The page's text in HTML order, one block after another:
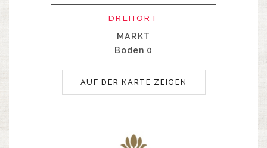
DREHORT
MARKT
Boden 0
AUF DER KARTE ZEIGEN